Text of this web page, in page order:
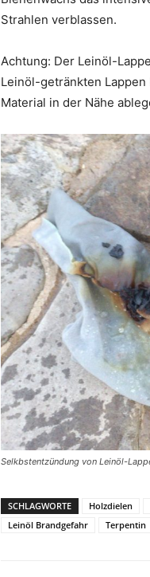
Strahlen verblassen.
Achtung: Der Leinöl-
Leinöl-getränkten
Material in der Nähe
Selkbstentzündung von Leinöl-
SCHLAGWORTE Holzdielen
Leinöl Brandgefahr
Terpentin